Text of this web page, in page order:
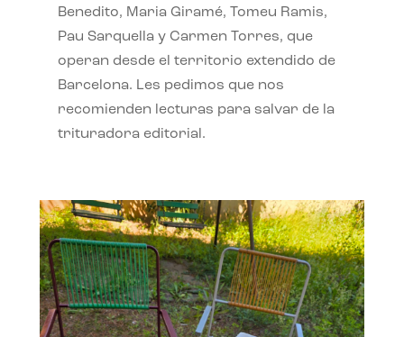
Benedito, Maria Giramé, Tomeu Ramis,
Pau Sarquella y Carmen Torres, que
operan desde el territorio extendido de
Barcelona. Les pedimos que nos
recomienden lecturas para salvar de la
trituradora editorial.